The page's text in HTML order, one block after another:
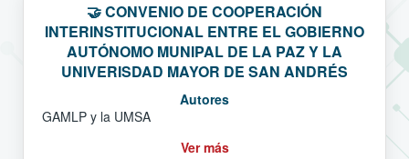
🤝 CONVENIO DE COOPERACIÓN
INTERINSTITUCIONAL ENTRE EL GOBIERNO
AUTÓNOMO MUNIPAL DE LA PAZ Y LA
UNIVERISDAD MAYOR DE SAN ANDRÉS
Autores
GAMLP y la UMSA
Ver más